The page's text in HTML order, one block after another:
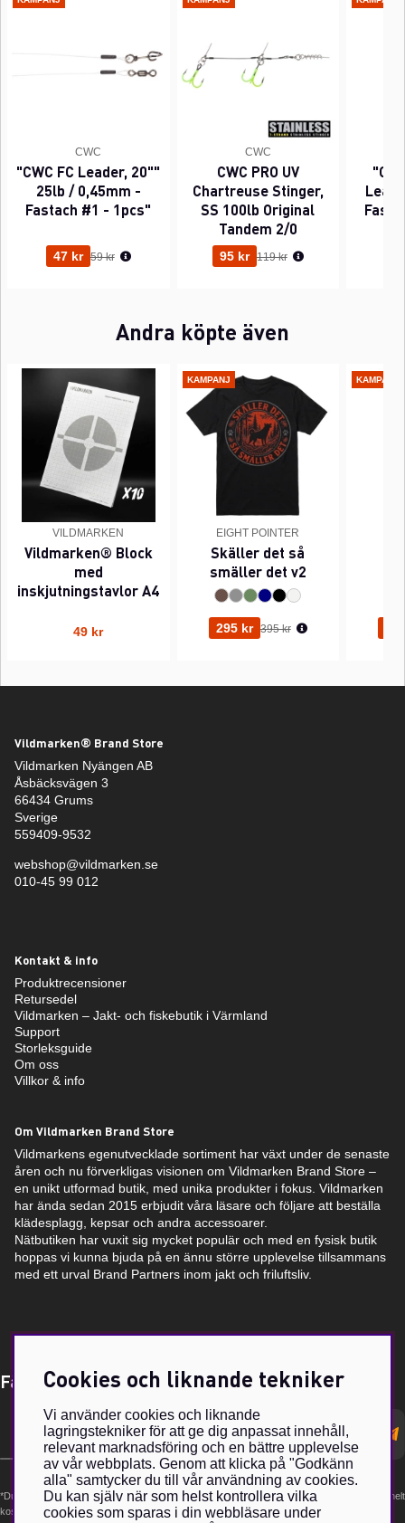
CWC
"CWC FC Leader, 20""
25lb / 0,45mm -
Fastach #1 - 1pcs"
47 kr Ordinarie pris:
59 kr
CWC
CWC PRO UV
Chartreuse Stinger,
SS 100lb Original
Tandem 2/0
95 kr Ordinarie pris:
119 kr
Andra köpte även
VILDMARKEN
Vildmarken® Block
med
inskjutningstavlor A4
49 kr
KAMPANJ
EIGHT POINTER
Skäller det så
smäller det v2
295 kr Ordinarie pris:
395 kr
KAMPANJ
Vildmarken® Brand Store
Vildmarken Nyängen AB
Åsbäcksvägen 3
66434 Grums
Sverige
559409-9532
webshop@vildmarken.se
010-45 99 012
Kontakt & info
Produktrecensioner
Retursedel
Vildmarken – Jakt- och fiskebutik i Värmland
Support
Storleksguide
Om oss
Villkor & info
Om Vildmarken Brand Store
Vildmarkens egenutvecklade sortiment har växt under de senaste
åren och nu förverkligas visionen om Vildmarken Brand Store –
en unikt utformad butik, med unika produkter i fokus. Vildmarken
har ända sedan 2015 erbjudit våra läsare och följare att beställa
klädesplagg, kepsar och andra accessoarer.
Nätbutiken har vuxit sig mycket populär och med en fysisk butik
hoppas vi kunna bjuda på en ännu större upplevelse tillsammans
med ett urval Brand Partners inom jakt och friluftsliv.
Få Magasin Vildmarken direkt till din e-post!*
postadress
*Du kan även få erbjudanden och nyheter från samarbetspartners. Din prenumeration är helt
kostnadsfri och kan avslutas när som helst.
Cookies och liknande tekniker
Vi använder cookies och liknande
lagringstekniker för att ge dig anpassat innehåll,
relevant marknadsföring och en bättre upplevelse
av vår webbplats. Genom att klicka på "Godkänn
alla" samtycker du till vår användning av cookies.
Du kan själv när som helst kontrollera vilka
cookies som sparas i din webbläsare under